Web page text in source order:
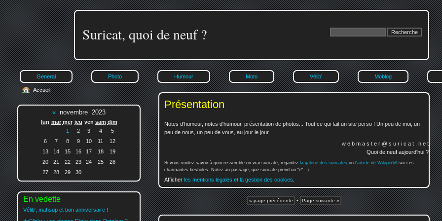
Suricat, quoi de neuf ?
General Photo Humour Moto Vélib' Moblog
Présentation
Notes d'humeur, notes d'humour, présentation de photos... Tout ce qui fait un site perso ! Un peu de moi, un
peu de nous, un peu de vous, au jour le jour.
w e b m a s t e r @ s u r i c a t . n e t
Quoi de neuf aujourd'hui ?
Si vous voulez savoir à quoi ressemble un vrai suricate, regardez la galerie des suricates ou l'article de WikipediAsur ces
charmantes bestioles. Notez au passage, que suricate prend un "e" :-)
Afficher les mentions legales et la gestion des cookies
« page précédente - Page suivante »
Accueil
« novembre 2023
lun mar mer jeu ven sam dim
1
2 3 4
5
6
7 8 9 10 11
12
13
14 15 16 17 18
19
20
21 22 23 24 25
26
27
28 29 30
En vedette
Vélib', mahsup et bon anniversaire !